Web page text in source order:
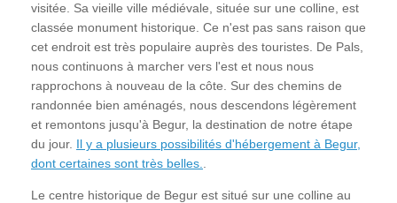
visitée. Sa vieille ville médiévale, située sur une colline, est
classée monument historique. Ce n'est pas sans raison que
cet endroit est très populaire auprès des touristes. De Pals,
nous continuons à marcher vers l'est et nous nous
rapprochons à nouveau de la côte. Sur des chemins de
randonnée bien aménagés, nous descendons légèrement
et remontons jusqu'à Begur, la destination de notre étape
du jour. Il y a plusieurs possibilités d'hébergement à Begur,
dont certaines sont très belles.
Le centre historique de Begur est situé sur une colline au